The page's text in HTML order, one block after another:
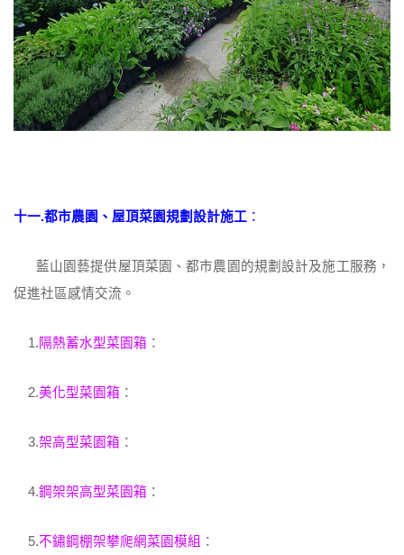
十一.都市農園、屋頂菜園規劃設計施工 ：
藍山園藝提供屋頂菜園、都市農園的規劃設計及施工服務，
促進社區感情交流。
1.隔熱蓄水型菜園箱 ：
2.美化型菜園箱 ：
3.架高型菜園箱 ：
4.鋼架架高型菜園箱 ：
5.不鏽鋼棚架攀爬網菜園模組 ：